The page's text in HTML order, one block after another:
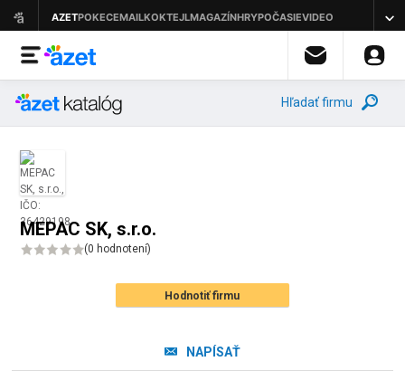
Hľadať firmu
MEPAC SK, s.r.o.
(0 hodnotení)
Hodnotiť firmu
NAPÍSAŤ